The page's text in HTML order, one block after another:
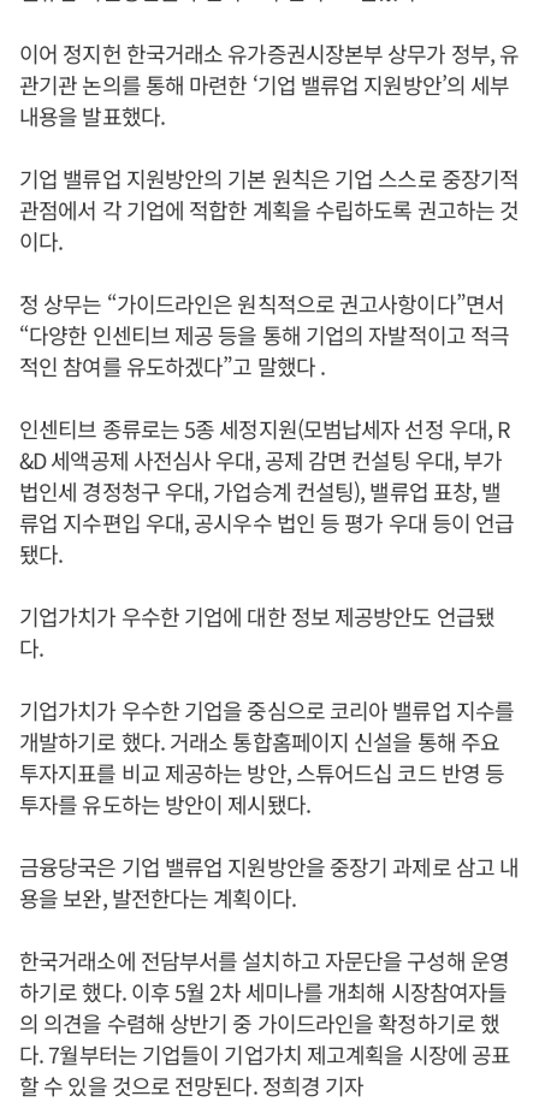
이어 정지헌 한국거래소 유가증권시장본부 상무가 정부, 유
관기관 논의를 통해 마련한 ‘기업 밸류업 지원방안’의 세부
내용을 발표했다.
기업 밸류업 지원방안의 기본 원칙은 기업 스스로 중장기적
관점에서 각 기업에 적합한 계획을 수립하도록 권고하는 것
이다.
정 상무는 “가이드라인은 원칙적으로 권고사항이다”면서
“다양한 인센티브 제공 등을 통해 기업의 자발적이고 적극
적인 참여를 유도하겠다”고 말했다 .
인센티브 종류로는 5종 세정지원(모범납세자 선정 우대, R
&D 세액공제 사전심사 우대, 공제 감면 컨설팅 우대, 부가
법인세 경정청구 우대, 가업승계 컨설팅), 밸류업 표창, 밸
류업 지수편입 우대, 공시우수 법인 등 평가 우대 등이 언급
됐다.
기업가치가 우수한 기업에 대한 정보 제공방안도 언급됐
다.
기업가치가 우수한 기업을 중심으로 코리아 밸류업 지수를
개발하기로 했다. 거래소 통합홈페이지 신설을 통해 주요
투자지표를 비교 제공하는 방안, 스튜어드십 코드 반영 등
투자를 유도하는 방안이 제시됐다.
금융당국은 기업 밸류업 지원방안을 중장기 과제로 삼고 내
용을 보완, 발전한다는 계획이다.
한국거래소에 전담부서를 설치하고 자문단을 구성해 운영
하기로 했다. 이후 5월 2차 세미나를 개최해 시장참여자들
의 의견을 수렴해 상반기 중 가이드라인을 확정하기로 했
다. 7월부터는 기업들이 기업가치 제고계획을 시장에 공표
할 수 있을 것으로 전망된다. 정희경 기자